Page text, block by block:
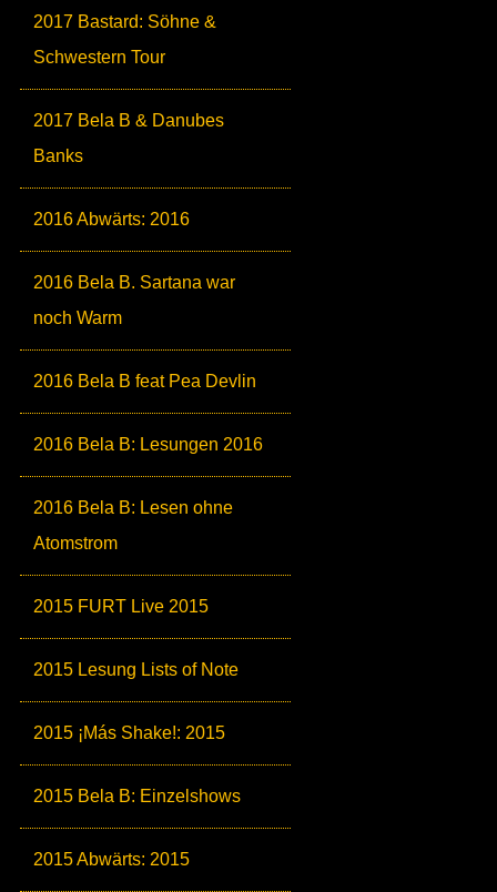
2017 Bastard: Söhne &
Schwestern Tour
2017 Bela B & Danubes
Banks
2016 Abwärts: 2016
2016 Bela B. Sartana war
noch Warm
2016 Bela B feat Pea Devlin
2016 Bela B: Lesungen 2016
2016 Bela B: Lesen ohne
Atomstrom
2015 FURT Live 2015
2015 Lesung Lists of Note
2015 ¡Más Shake!: 2015
2015 Bela B: Einzelshows
2015 Abwärts: 2015